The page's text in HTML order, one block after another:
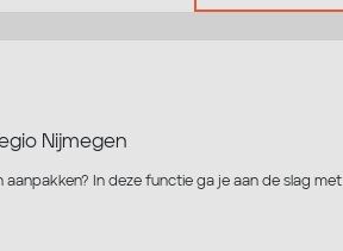
Nijmegen
In deze functie ga je aan de slag met